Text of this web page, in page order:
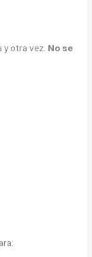
y otra vez. No se